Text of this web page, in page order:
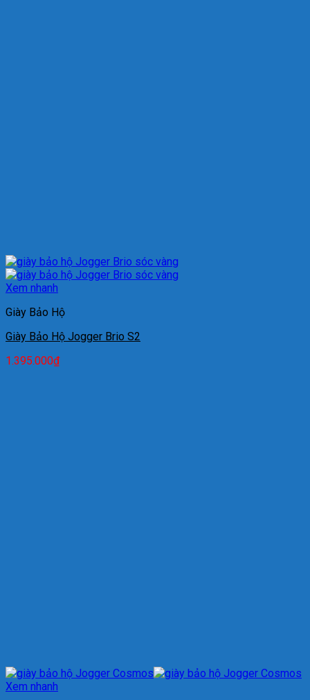
Xem nhanh
Giày Bảo Hộ
Giày Bảo Hộ Jogger Brio S2
1.395.000₫
Xem nhanh